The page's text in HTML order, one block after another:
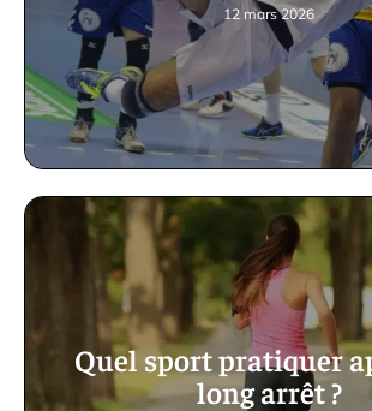
12 mars 2026
Quel sport pratiquer
long arrêt ?